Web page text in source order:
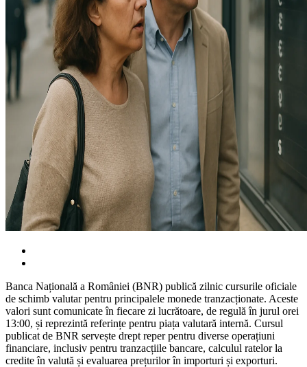
Banca Națională a României (BNR) publică zilnic cursurile oficiale
de schimb valutar pentru principalele monede tranzacționate. Aceste
valori sunt comunicate în fiecare zi lucrătoare, de regulă în jurul orei
13:00, și reprezintă referințe pentru piața valutară internă. Cursul
publicat de BNR servește drept reper pentru diverse operațiuni
financiare, inclusiv pentru tranzacțiile bancare, calculul ratelor la
credite în valută și evaluarea prețurilor în importuri și exporturi.